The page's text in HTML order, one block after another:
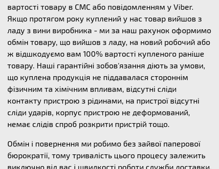
вартості товару в СМС або повідомленням у Viber.
Якщо протягом року куплений у нас товар вийшов з
ладу з вини виробника - ми за наш рахунок оформимо
обмін товару, що вийшов з ладу, на новий робочий або
ж відшкодуємо вам 100% вартості купленого раніше
товару. Наші гарантійні зобов'язання діють за умови,
що куплена продукція не піддавалася стороннім
фізичним та хімічним впливам, відсутні сліди
контакту пристрою з рідинами, на пристрої відсутні
сліди ударів, корпус пристрою не деформований,
немає слідів спроб розкрити пристрій тощо.
Обмін і повернення ми робимо без зайвої паперової
бюрократії, тому тривалість цього процесу залежить
виключно від вас і швидкості роботи служби доставки.